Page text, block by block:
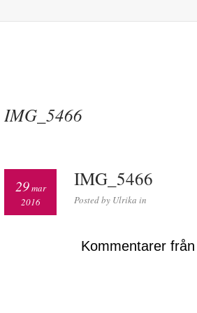
IMG_5466
IMG_5466
Posted by Ulrika in
29mar
2016
Kommentarer